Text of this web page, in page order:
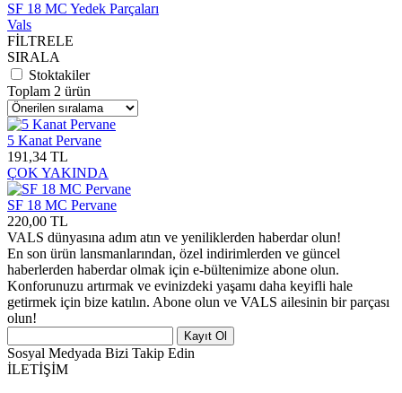
SF 18 MC Yedek Parçaları
Vals
FİLTRELE
SIRALA
Stoktakiler
Toplam 2 ürün
5 Kanat Pervane
191,34 TL
ÇOK YAKINDA
SF 18 MC Pervane
220,00 TL
VALS dünyasına adım atın ve yeniliklerden haberdar olun!
En son ürün lansmanlarından, özel indirimlerden ve güncel
haberlerden haberdar olmak için e-bültenimize abone olun.
Konforunuzu artırmak ve evinizdeki yaşamı daha keyifli hale
getirmek için bize katılın. Abone olun ve VALS ailesinin bir parçası
olun!
Kayıt Ol
Sosyal Medyada Bizi Takip Edin
İLETİŞİM